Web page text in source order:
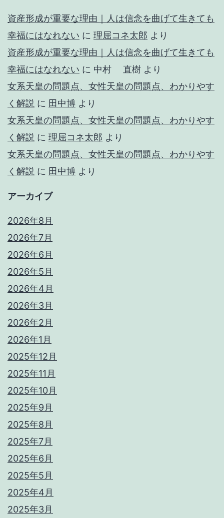
資産形成が重要な理由｜人は信念を曲げて生きても
幸福にはなれない に 理屈コネ太郎 より
資産形成が重要な理由｜人は信念を曲げて生きても
幸福にはなれない に 中村 直樹 より
女系天皇の問題点、女性天皇の問題点、わかりやす
く解説 に 田中博 より
女系天皇の問題点、女性天皇の問題点、わかりやす
く解説 に 理屈コネ太郎 より
女系天皇の問題点、女性天皇の問題点、わかりやす
く解説 に 田中博 より
アーカイブ
2026年8月
2026年7月
2026年6月
2026年5月
2026年4月
2026年3月
2026年2月
2026年1月
2025年12月
2025年11月
2025年10月
2025年9月
2025年8月
2025年7月
2025年6月
2025年5月
2025年4月
2025年3月